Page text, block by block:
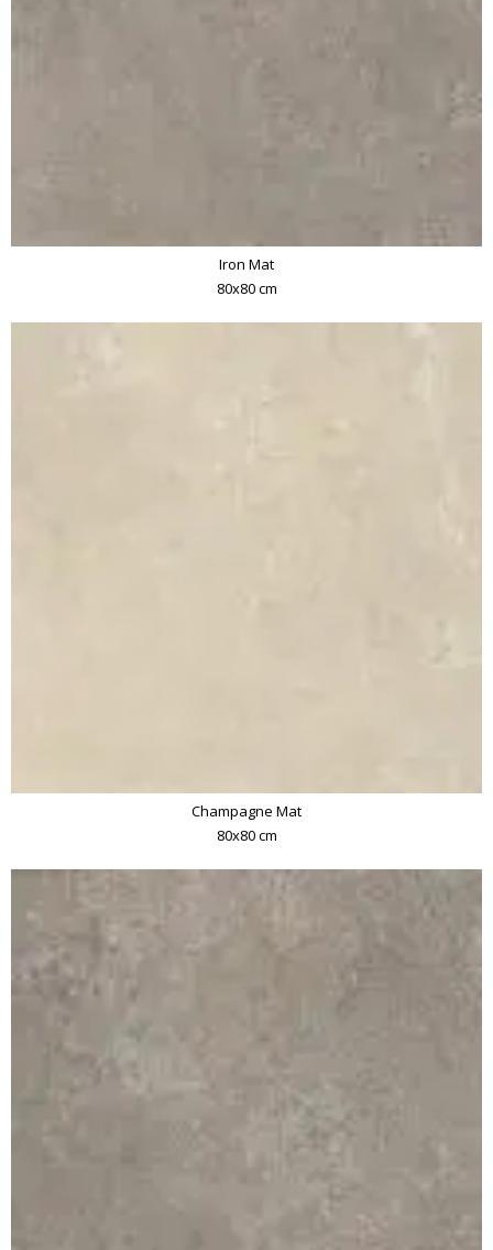
Iron Mat
80x80 cm
Champagne Mat
80x80 cm